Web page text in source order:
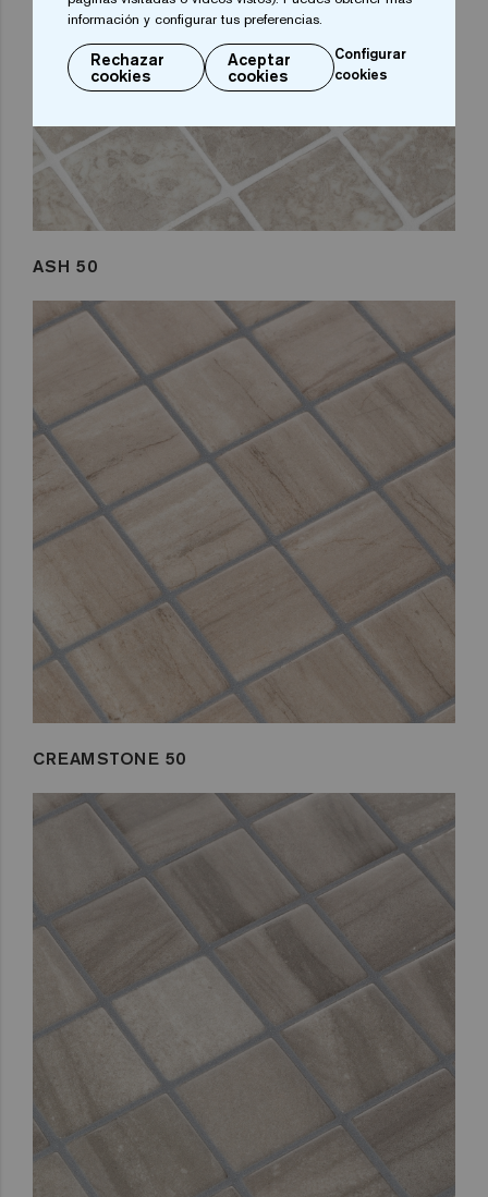
ASH 50
CREAMSTONE 50
información y configurar tus preferencias.
Rechazar
cookies
Aceptar
cookies
Configurar
cookies